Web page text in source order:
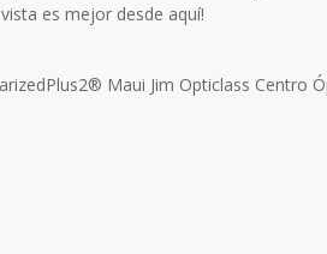
es mejor desde aquí!